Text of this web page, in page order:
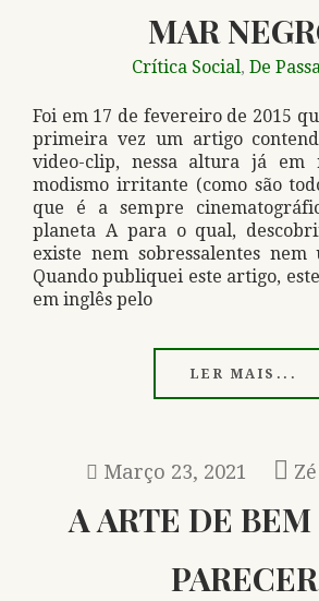
MAR
Crítica Social, De
Foi em 17 de fevereiro de 2015
primeira vez um artigo
video-clip, nessa altura já em
modismo irritante (como são
que é a sempre
planeta A para o qual,
existe nem sobressalentes
Quando publiquei este artigo,
em inglês pelo
LER MAIS...
Março 23, 2021
A ARTE DE BEM
PARECER